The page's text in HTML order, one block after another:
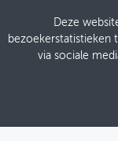
Deze
bezoekerstatistieken
via sociale